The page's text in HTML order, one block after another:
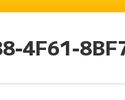
4F61-